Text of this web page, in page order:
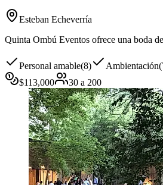
Esteban Echeverría
Quinta Ombú Eventos ofrece una boda
Personal amable(8) Ambientación(
$113,000 30 a 200